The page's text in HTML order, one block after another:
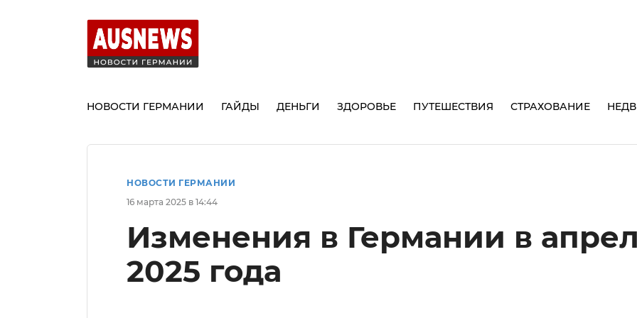
НОВОСТИ ГЕРМАНИИ ГАЙДЫ ДЕНЬГИ ЗДОРОВЬЕ ПУТЕШЕСТВИЯ СТРАХОВАНИЕ
НОВОСТИ ГЕРМАНИИ
16 марта 2025 в 14:44
Изменения в Германии в
2025 года